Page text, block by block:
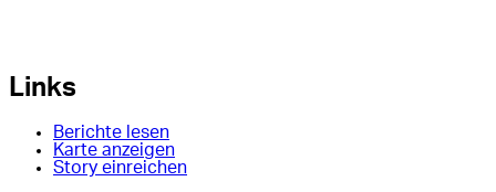
Links
Berichte lesen
Karte anzeigen
Story einreichen